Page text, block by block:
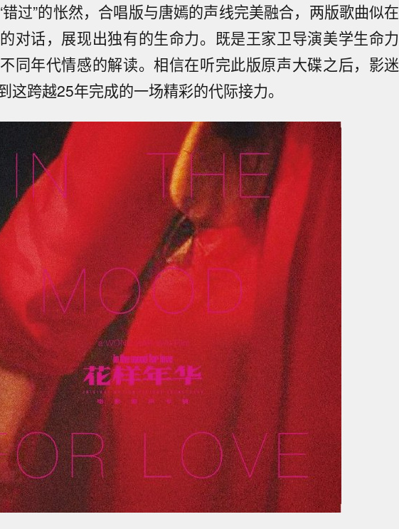
过”的怅然，合唱版与唐嫣的声线完美融合，两版歌曲似在
对话，展现出独有的生命力。既是王家卫导演美学生命力
同年代情感的解读。相信在听完此版原声大碟之后，影迷
这跨越25年完成的一场精彩的代际接力。